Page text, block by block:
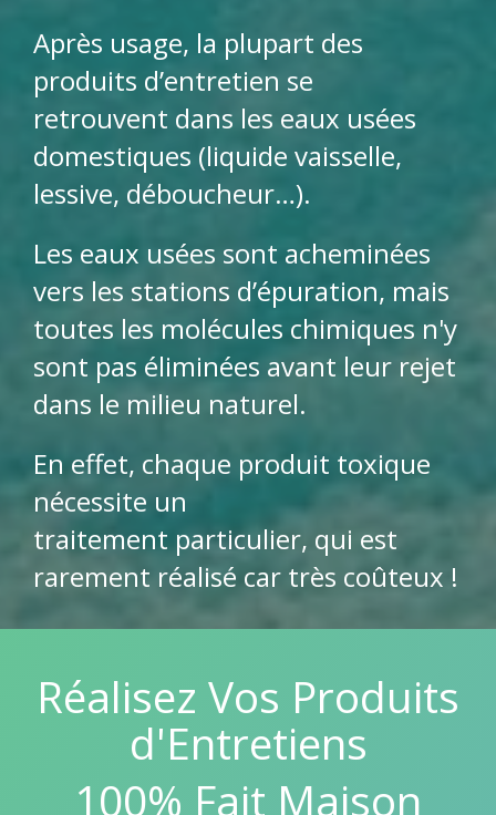
Après usage, la plupart des
produits d’entretien se
retrouvent dans les eaux usées
domestiques (liquide vaisselle,
lessive, déboucheur…).
Les eaux usées sont acheminées
vers les stations d’épuration, mais
toutes les molécules chimiques n'y
sont pas éliminées avant leur rejet
dans le milieu naturel.
En effet, chaque produit toxique
nécessite un
traitement particulier, qui est
rarement réalisé car très coûteux !
Réalisez Vos Produits
d'Entretiens
100% Fait Maison